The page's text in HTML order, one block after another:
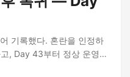
기록했다. 혼란을 인정하
, Day 43부터 정상 운영에